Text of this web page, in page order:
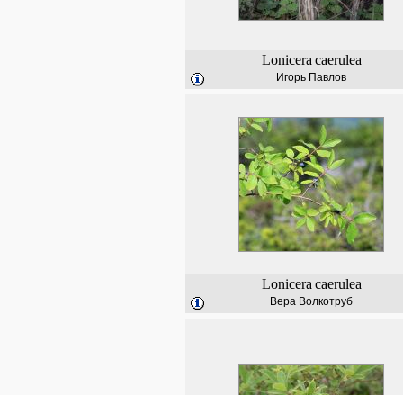
Lonicera caerulea
Игорь Павлов
Lonicera caerulea
Вера Волкотруб